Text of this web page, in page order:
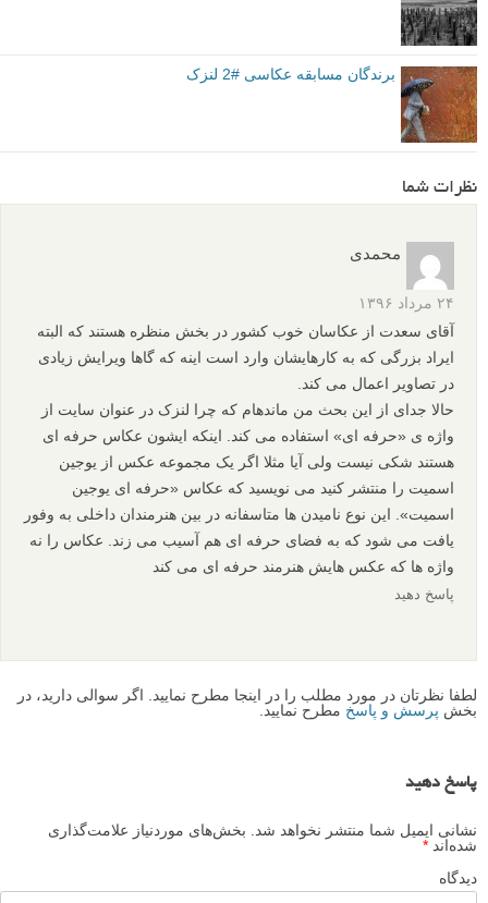
برندگان مسابقه عکاسی #2 لنزک
نظرات شما
محمدی
۲۴ مرداد ۱۳۹۶
آقای سعدت از عکاسان خوب کشور در بخش منظره هستند که البته
ایراد بزرگی که به کارهایشان وارد است اینه که گاها ویرایش زیادی
در تصاویر اعمال می کند.
حالا جدای از این بحث من ماندهام که چرا لنزک در عنوان سایت از
واژه ی «حرفه ای» استفاده می کند. اینکه ایشون عکاس حرفه ای
هستند شکی نیست ولی آیا مثلا اگر یک مجموعه عکس از یوجین
اسمیت را منتشر کنید می نویسید که عکاس «حرفه ای یوجین
اسمیت». این نوع نامیدن ها متاسفانه در بین هنرمندان داخلی به وفور
یافت می شود که به فضای حرفه ای هم آسیب می زند. عکاس را نه
واژه ها که عکس هایش هنرمند حرفه ای می کند
پاسخ دهید
لطفا نظرتان در مورد مطلب را در اینجا مطرح نمایید. اگر سوالی دارید، در
بخش پرسش و پاسخ مطرح نمایید.
پاسخ دهید
نشانی ایمیل شما منتشر نخواهد شد.
بخش‌های موردنیاز علامت‌گذاری
شده‌اند *
دیدگاه